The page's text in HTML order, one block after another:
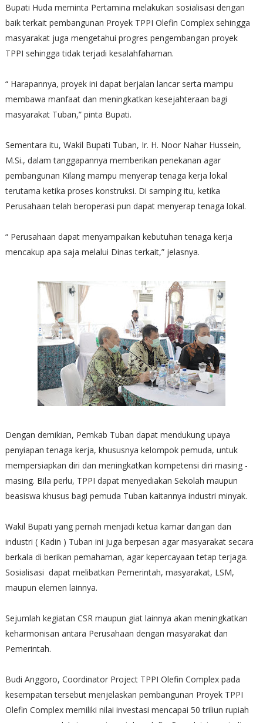
Bupati Huda meminta Pertamina melakukan sosialisasi dengan
baik terkait pembangunan Proyek TPPI Olefin Complex sehingga
masyarakat juga mengetahui progres pengembangan proyek
TPPI sehingga tidak terjadi kesalahfahaman.
“ Harapannya, proyek ini dapat berjalan lancar serta mampu
membawa manfaat dan meningkatkan kesejahteraan bagi
masyarakat Tuban,” pinta Bupati.
Sementara itu, Wakil Bupati Tuban, Ir. H. Noor Nahar Hussein,
M.Si., dalam tanggapannya memberikan penekanan agar
pembangunan Kilang mampu menyerap tenaga kerja lokal
terutama ketika proses konstruksi. Di samping itu, ketika
Perusahaan telah beroperasi pun dapat menyerap tenaga lokal.
“ Perusahaan dapat menyampaikan kebutuhan tenaga kerja
mencakup apa saja melalui Dinas terkait,” jelasnya.
Dengan demikian, Pemkab Tuban dapat mendukung upaya
penyiapan tenaga kerja, khususnya kelompok pemuda, untuk
mempersiapkan diri dan meningkatkan kompetensi diri masing -
masing. Bila perlu, TPPI dapat menyediakan Sekolah maupun
beasiswa khusus bagi pemuda Tuban kaitannya industri minyak.
Wakil Bupati yang pernah menjadi ketua kamar dangan dan
industri ( Kadin ) Tuban ini juga berpesan agar masyarakat secara
berkala di berikan pemahaman, agar kepercayaan tetap terjaga.
Sosialisasi dapat melibatkan Pemerintah, masyarakat, LSM,
maupun elemen lainnya.
Sejumlah kegiatan CSR maupun giat lainnya akan meningkatkan
keharmonisan antara Perusahaan dengan masyarakat dan
Pemerintah.
Budi Anggoro, Coordinator Project TPPI Olefin Complex pada
kesempatan tersebut menjelaskan pembangunan Proyek TPPI
Olefin Complex memiliki nilai investasi mencapai 50 triliun rupiah